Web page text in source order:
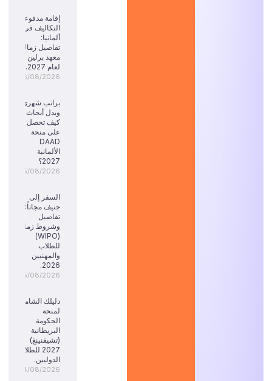
إقامة مدفوعة
التكاليف في
ألمانيا:
تفاصيل زمالة
معهد برلين
06/08/2026
براتب شهري
وبدل أبحاث:
كيف تحصل
على منحة
DAAD
الألمانية
2027؟
05/08/2026
السفر إلى
جنيف مجاناً:
تفاصيل
وشروط زمالة
(WIPO)
للطلاب
والمهنيين
2026.
05/08/2026
دليلك الشامل
لمنحة
الحكومة
البريطانية
(تشيفنينغ)
2027 للطلاب
الدوليين.
04/08/2026